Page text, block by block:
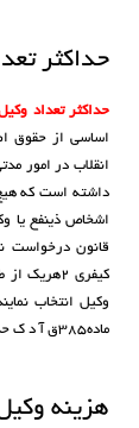
حداکثر
حداکثر تعداد
اساسی از حقوق
داشته است که
اشخاص ذینفع یا
قانون درخواست
وکیل انتخاب
ماده٣٨۵ق آ د ک حداکثر ٣ وکیل انتخاب نمایند.
هزینه